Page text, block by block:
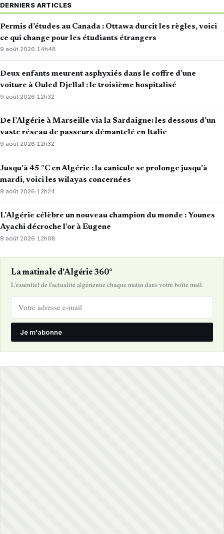
DERNIERS ARTICLES
Permis d’études au Canada : Ottawa durcit les règles, voici
ce qui change pour les étudiants étrangers
9 août 2026·14h48
Deux enfants meurent asphyxiés dans le coffre d’une
voiture à Ouled Djellal : le troisième hospitalisé
9 août 2026· 12h32
De l’Algérie à Marseille via la Sardaigne: les dessous d’un
vaste réseau de passeurs démantelé en Italie
9 août 2026·12h32
Jusqu’à 45 °C en Algérie : la canicule se prolonge jusqu’à
mardi, voici les wilayas concernées
9 août 2026· 12h24
L’Algérie célèbre un nouveau champion du monde : Younes
Ayachi décroche l’or à Eugene
9 août 2026·12h08
La matinale d'Algérie 360°
L'essentiel de l'actualité algérienne chaque matin dans votre boîte mail.
Je m'abonne